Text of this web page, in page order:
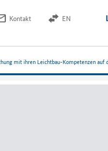
mit ihren Leichtbau-Kompetenzen auf
Kontakt EN